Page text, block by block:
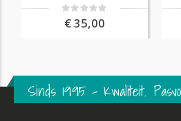
Rating:
0%
€ 35,00
Sinds 1995 – Kwaliteit.